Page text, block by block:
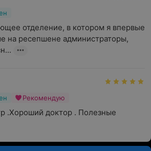
отделение, в котором я впервые
на ресепшене администраторы,
Рекомендую
.Хороший доктор . Полезные